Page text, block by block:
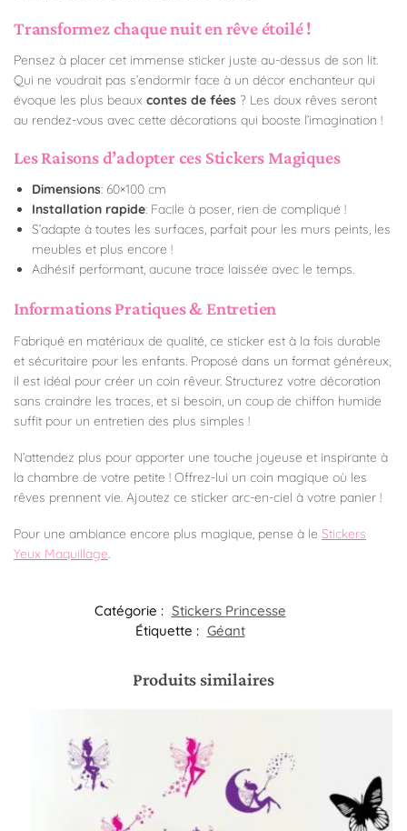
Transformez chaque nuit en rêve étoilé !
Pensez à placer cet immense sticker juste au-dessus de son lit.
Qui ne voudrait pas s’endormir face à un décor enchanteur qui
évoque les plus beaux contes de fées ? Les doux rêves seront
au rendez-vous avec cette décorations qui booste l’imagination !
Les Raisons d’adopter ces Stickers Magiques
Dimensions: 60×100 cm
Installation rapide: Facile à poser, rien de compliqué !
S’adapte à toutes les surfaces, parfait pour les murs peints, les
meubles et plus encore !
Adhésif performant, aucune trace laissée avec le temps.
Informations Pratiques & Entretien
Fabriqué en matériaux de qualité, ce sticker est à la fois durable
et sécuritaire pour les enfants. Proposé dans un format généreux,
il est idéal pour créer un coin rêveur. Structurez votre décoration
sans craindre les traces, et si besoin, un coup de chiffon humide
suffit pour un entretien des plus simples !
N’attendez plus pour apporter une touche joyeuse et inspirante à
la chambre de votre petite ! Offrez-lui un coin magique où les
rêves prennent vie. Ajoutez ce sticker arc-en-ciel à votre panier !
Pour une ambiance encore plus magique, pense à le Stickers
Yeux Maquillage.
Catégorie : Stickers Princesse
Étiquette : Géant
Produits similaires